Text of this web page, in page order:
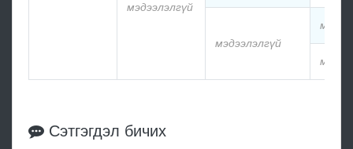
мэдээлэлгүй
мэдээлэлгүй
Сэтгэгдэл бичих